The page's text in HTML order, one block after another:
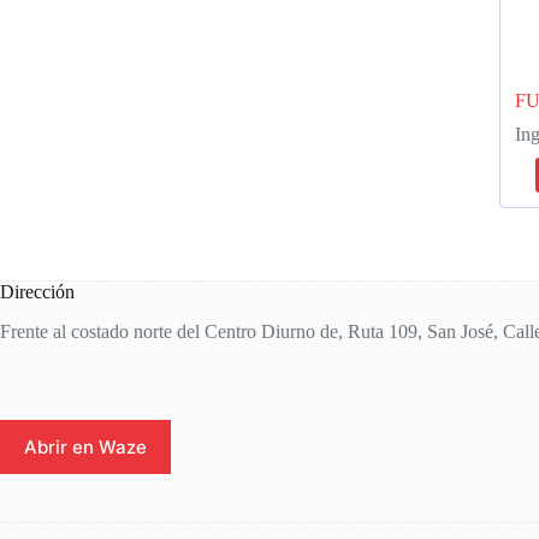
Dirección
Frente al costado norte del Centro Diurno de, Ruta 109, San José,
Abrir en Waze